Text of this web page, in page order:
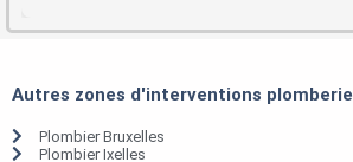
Autres zones d'interventions plomberie
Plombier Bruxelles
Plombier Ixelles